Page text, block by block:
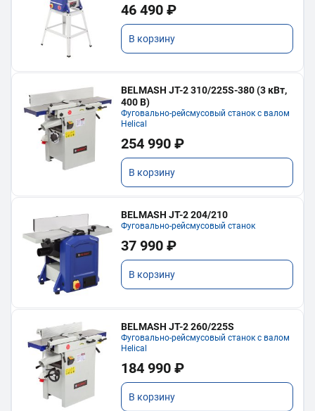
46 490 ₽
В корзину
BELMASH JT-2 310/225S-380 (3 кВт,
400 В)
Фуговально-рейсмусовый станок с валом
Helical
254 990 ₽
В корзину
BELMASH JT-2 204/210
Фуговально-рейсмусовый станок
37 990 ₽
В корзину
BELMASH JT-2 260/225S
Фуговально-рейсмусовый станок с валом
Helical
184 990 ₽
В корзину